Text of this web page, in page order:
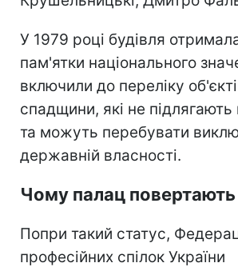
У 1979 році будівля
пам'ятки національного
включили до переліку
спадщини, які не підлягають
та можуть перебувати
державній власності.
Чому палац
Попри такий статус,
професійних спілок України